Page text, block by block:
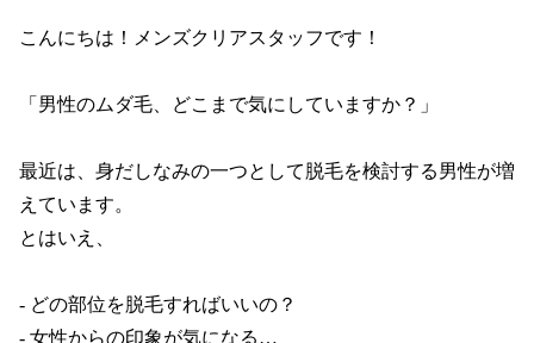
こんにちは！メンズクリアスタッフです！
「男性のムダ毛、どこまで気にしていますか？」
最近は、身だしなみの一つとして脱毛を検討する男性が増
えています。
とはいえ、
- どの部位を脱毛すればいいの？
- 女性からの印象が気になる…